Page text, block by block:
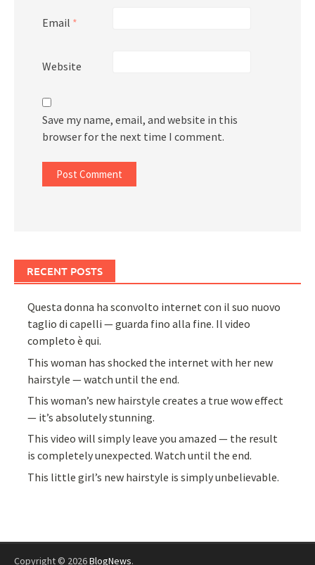
Email *
Website
Save my name, email, and website in this
browser for the next time I comment.
RECENT POSTS
Questa donna ha sconvolto internet con il suo nuovo
taglio di capelli — guarda fino alla fine. Il video
completo è qui.
This woman has shocked the internet with her new
hairstyle — watch until the end.
This woman’s new hairstyle creates a true wow effect
— it’s absolutely stunning.
This video will simply leave you amazed — the result
is completely unexpected. Watch until the end.
This little girl’s new hairstyle is simply unbelievable.
Copyright © 2026BlogNews.